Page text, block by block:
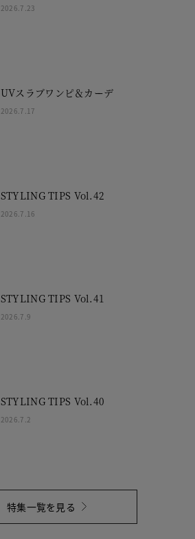
2026.7.23
UVスラブワンピ＆カーデ
2026.7.17
STYLING TIPS Vol.42
2026.7.16
STYLING TIPS Vol.41
2026.7.9
STYLING TIPS Vol.40
2026.7.2
特集一覧を見る